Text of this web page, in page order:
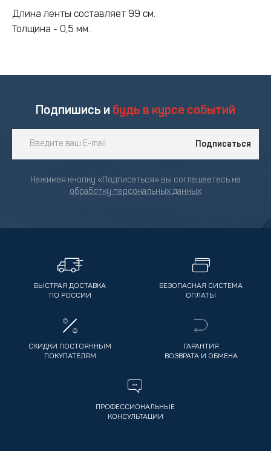
Длина ленты составляет 99 см.
Толщина - 0,5 мм.
Подпишись и будь в курсе событий
Подписаться
Нажимая кнопку «Подписаться» вы соглашаетесь на
обработку персональных данных
БЫСТРАЯ ДОСТАВКА
ПО РОССИИ
БЕЗОПАСНАЯ СИСТЕМА
ОПЛАТЫ
СКИДКИ ПОСТОЯННЫМ
ПОКУПАТЕЛЯМ
ГАРАНТИЯ
ВОЗВРАТА И ОБМЕНА
ПРОФЕССИОНАЛЬНЫЕ
КОНСУЛЬТАЦИИ